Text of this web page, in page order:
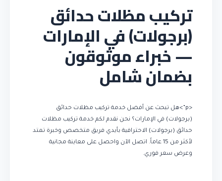
تركيب مظلات حدائق
(برجولات) في الإمارات
— خبراء موثوقون
بضمان شامل
<p”>هل تبحث عن أفضل خدمة تركيب مظلات حدائق
(برجولات) في الإمارات؟ نحن نقدم لكم خدمة تركيب مظلات
حدائق (برجولات) الاحترافية بأيدي فريق متخصص وخبرة تمتد
لأكثر من 15 عاماً. اتصل الآن واحصل على معاينة مجانية
وعرض سعر فوري.